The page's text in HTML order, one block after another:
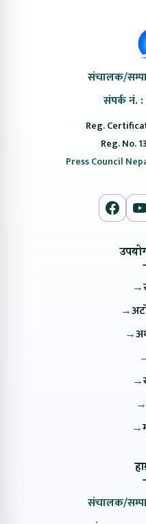
संचालक/
संपर्क नं. :
Reg.
Reg. No.
Press Council
→
→
→
→
→
→
संचालक/